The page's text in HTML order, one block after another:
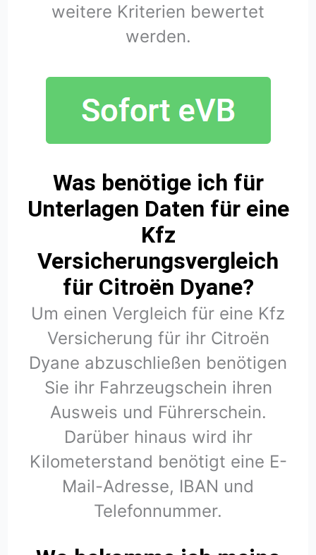
weitere Kriterien bewertet
werden.
Was benötige ich für
Unterlagen Daten für eine
Kfz
Versicherungsvergleich
für Citroën Dyane?
Um einen Vergleich für eine Kfz
Versicherung für ihr Citroën
Dyane abzuschließen benötigen
Sie ihr Fahrzeugschein ihren
Ausweis und Führerschein.
Darüber hinaus wird ihr
Kilometerstand benötigt eine E-
Mail-Adresse, IBAN und
Telefonnummer.